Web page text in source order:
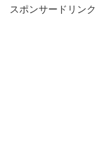
スポンサードリンク